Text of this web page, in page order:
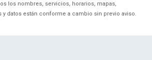
los nombres, servicios, horarios, mapas,
datos están conforme a cambio sin previo aviso.